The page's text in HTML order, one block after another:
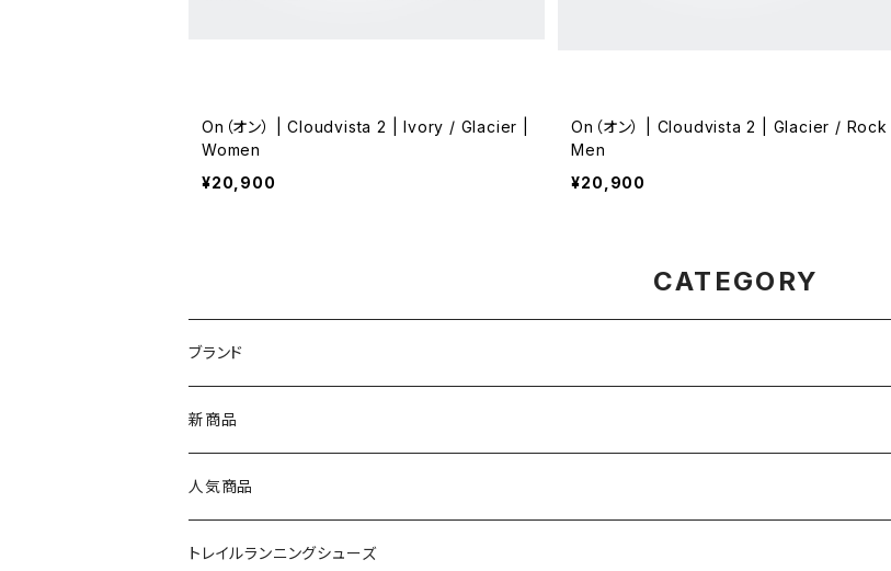
On（オン） | Cloudvista 2 | Ivory / Glacier |
Women
¥20,900
On（オン） | Cloudvista 2 | Glacier / Rock |
Men
¥20,900
CATEGORY
ブランド
asics（アシックス）
On（オン）
YONEX（ヨネックス）
新商品
人気商品
トレイルランニングシューズ